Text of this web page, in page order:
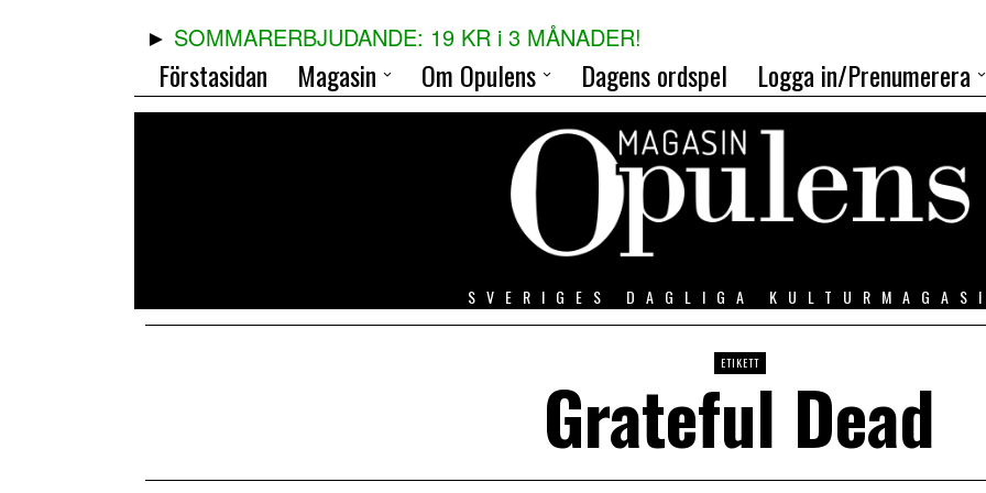
SOMMARERBJUDANDE: 19 KR i 3 MÅNADER!
Förstasidan Magasin Om Opulens Dagens ordspel Logga in/Prenumerera
SVERIGES DAGLIGA
ETIKETT
Grateful Dead